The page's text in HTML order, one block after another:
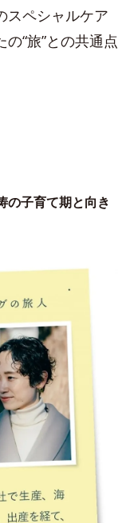
スペシャルケア
“旅”との共通点
子育て期と向き